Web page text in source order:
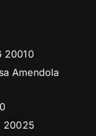
20010
Amendola
20025